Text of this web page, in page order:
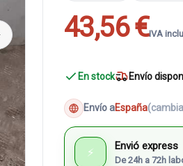
43,56 €IVA
En stock Envío
Envío aEspaña
⚡ Envió express
De 24h a 72h